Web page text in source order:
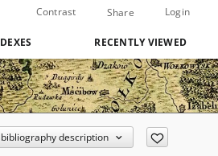
Contrast Share Login
RECENTLY VIEWED
description